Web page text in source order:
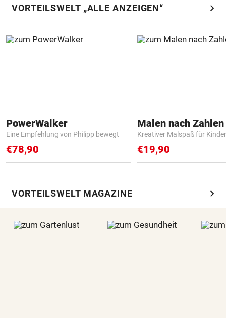
VORTEILSWELT „ALLE ANZEIGEN“ chevron_right
PowerWalker
Eine Empfehlung von Philipp bewegt
€78,90
Kreativer Malspaß für Kinder
€19,90
VORTEILSWELT MAGAZINE chevron_right